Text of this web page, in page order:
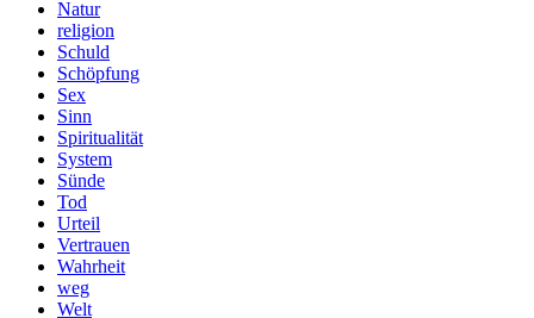
Natur
religion
Schuld
Schöpfung
Sex
Sinn
Spiritualität
System
Sünde
Tod
Urteil
Vertrauen
Wahrheit
weg
Welt